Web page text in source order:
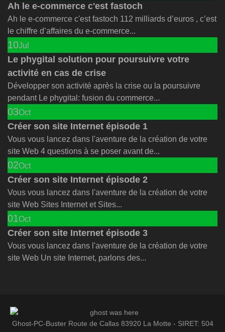
Ah le e-commerce c'est fastoch
Ah le e-commerce c'est fastoch 112 milliards d’euros , c’est
le chiffre d’affaires du e-commerce...
10Jul
Le phygital solution pour poursuivre votre
activité en cas de crise
Développer son activité après la crise ou la poursuivre
pendant Le phygital: fusion du commerce...
03Oct
Créer son site Internet épisode 1
Vous vous lancez dans l'aventure de la création de votre
site Web 4 questions à se poser avant de...
02Oct
Créer son site Internet épisode 2
Vous vous lancez dans l'aventure de la création de votre
site Web Sites Internet et Sites...
01Oct
Créer son site Internet épisode 3
Vous vous lancez dans l'aventure de la création de votre
site Web Un site Internet, parlons des...
Ghost-PC-Buster Route de Callas 83920 La Motte - SIRET: 504